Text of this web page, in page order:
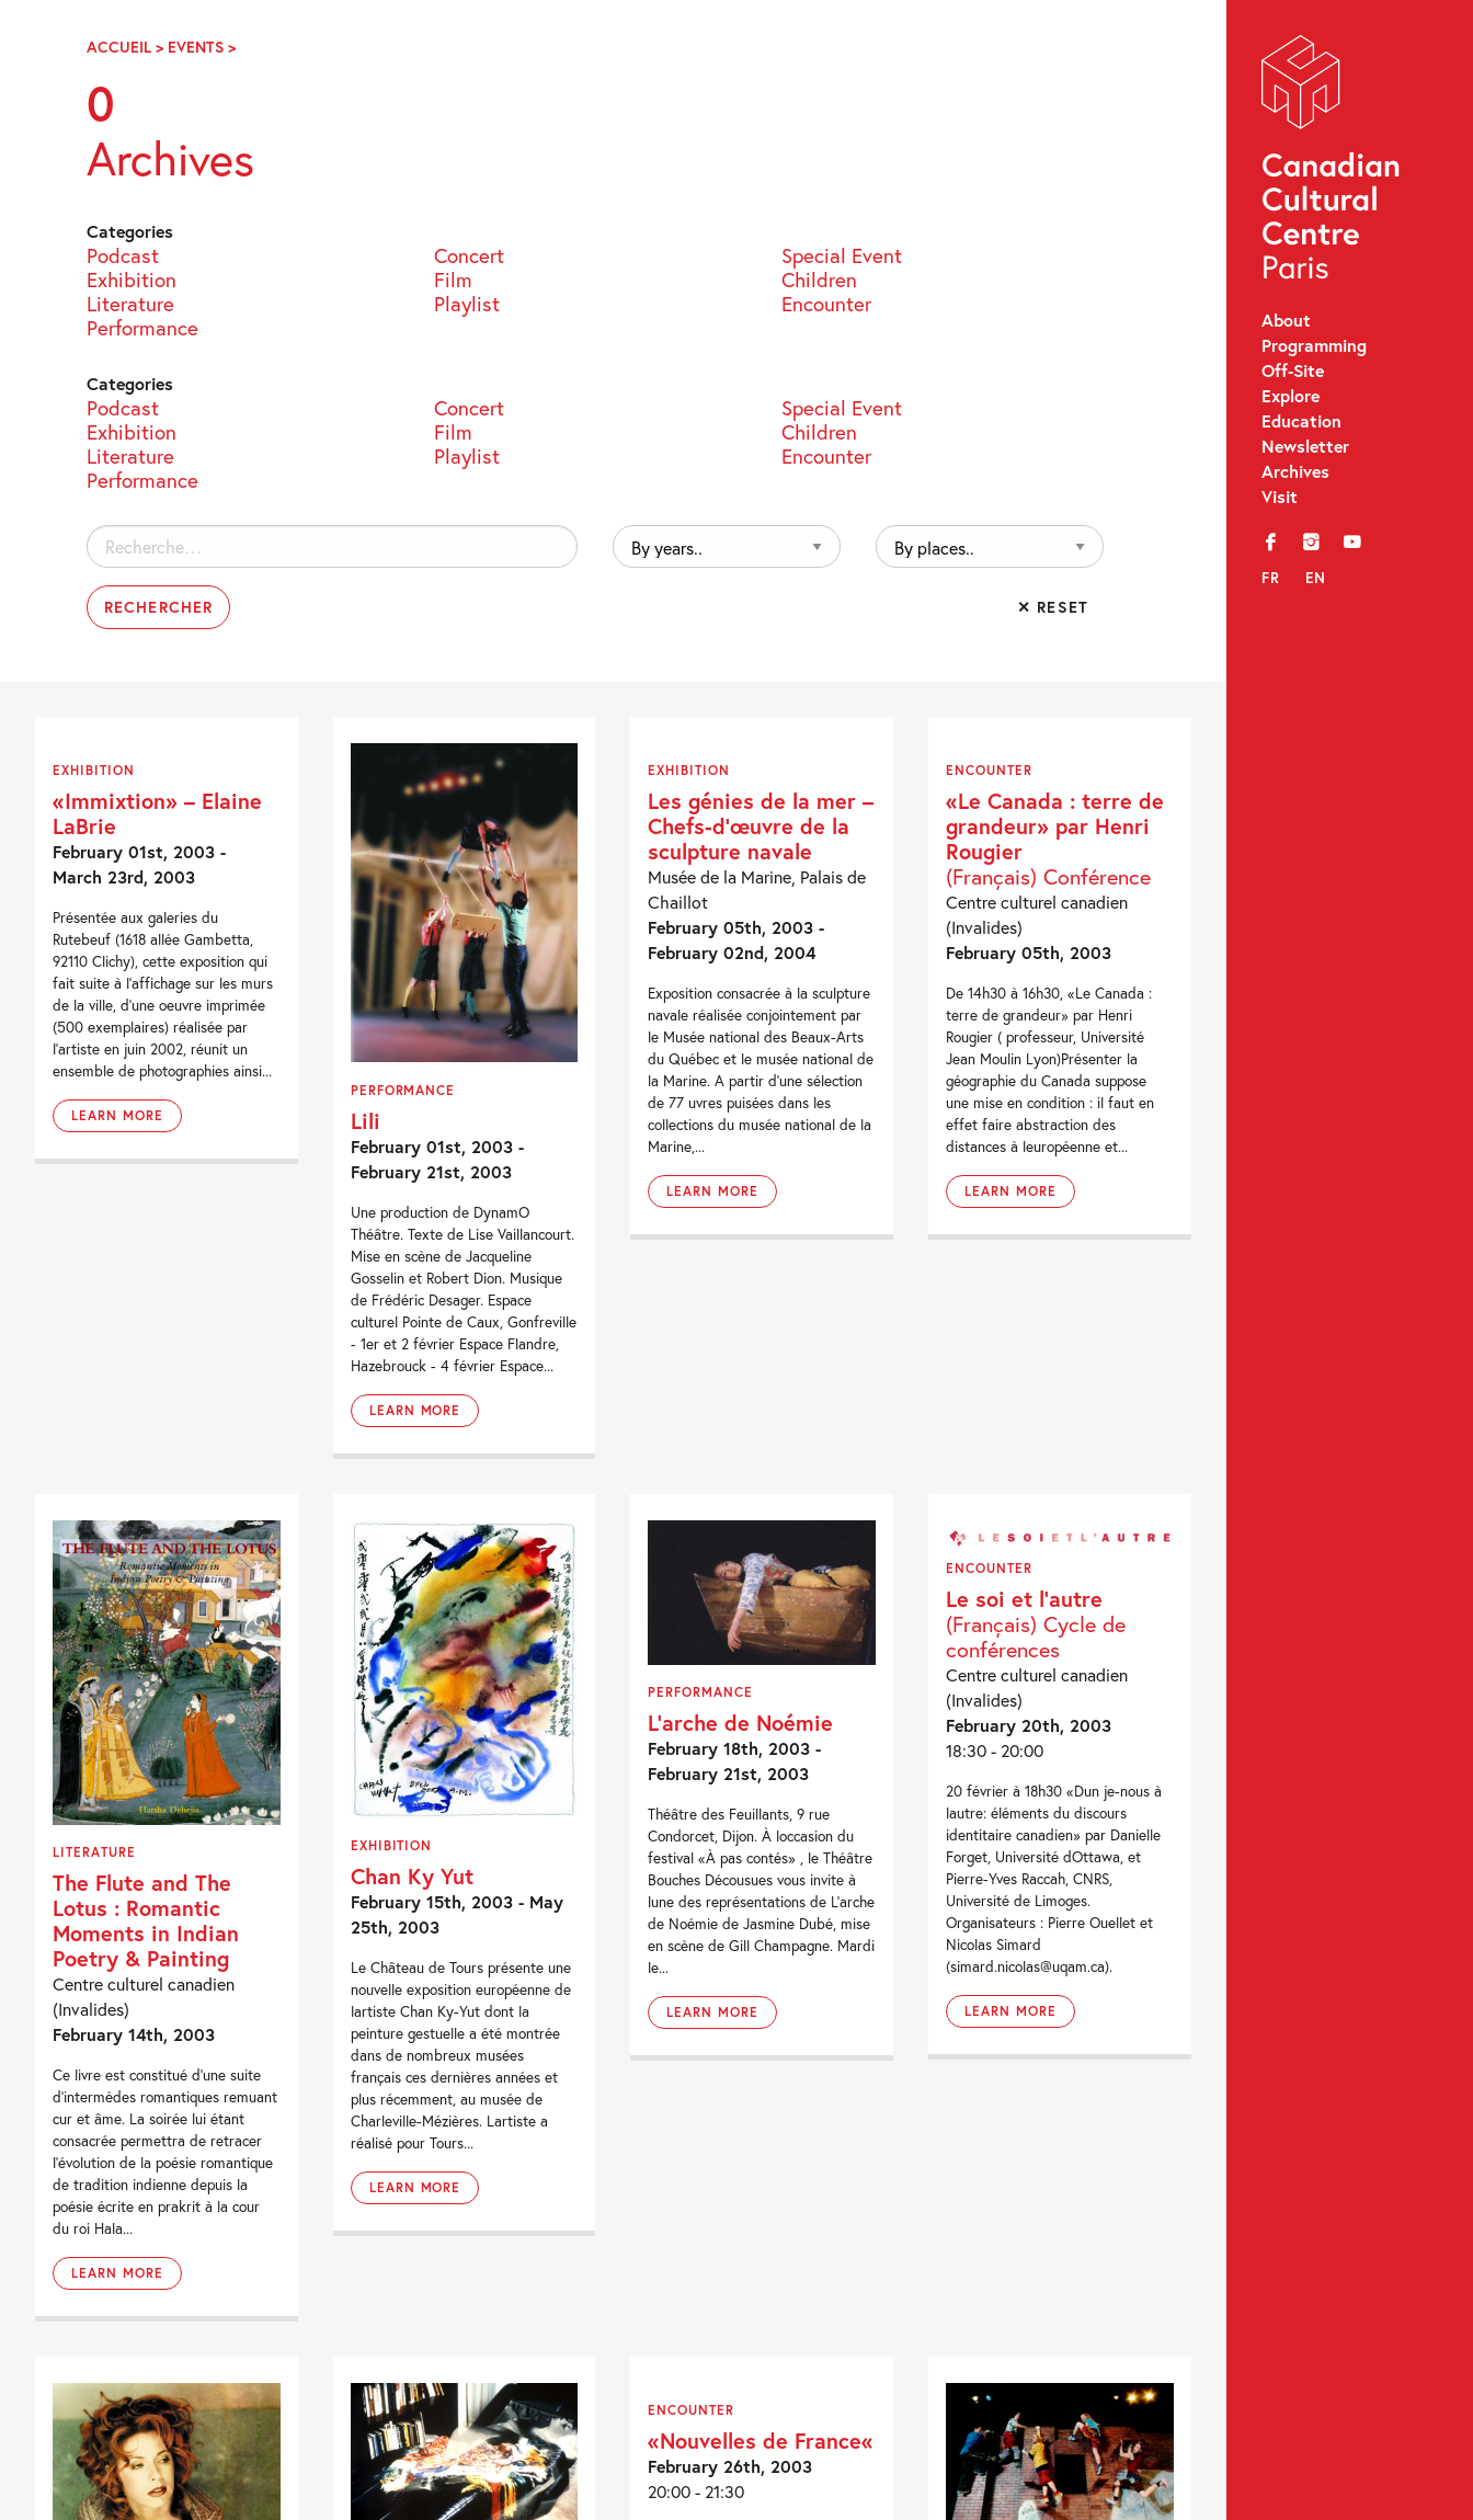
Navigation
About
Programming
Off-Site
Explore
Education
Newsletter
Archives
Visit
f i y
FR EN
ACCUEIL > EVENTS >PAGE
0
Archives
Categories
Podcast Concert
Special Event
Exhibition
Film
Children
Literature
Playlist
Encounter
Performance
Categories
Podcast Concert
Special Event
Exhibition
Film
Children
Literature
Playlist
Encounter
Performance
Rechercher :
By
years..
By
places..
✕ RESET
EXHIBITION
«Immixtion» – Elaine
LaBrie
February 01st, 2003 -
March 23rd, 2003
Présentée aux galeries du
Rutebeuf (1618 allée Gambetta,
92110 Clichy), cette exposition qui
fait suite à l'affichage sur les murs
de la ville, d'une oeuvre imprimée
(500 exemplaires) réalisée par
l'artiste en juin 2002, réunit un
ensemble de photographies ainsi...
LEARN MORE
PERFORMANCE
Lili
February 01st, 2003 -
February 21st, 2003
Une production de DynamO
Théâtre. Texte de Lise Vaillancourt.
Mise en scène de Jacqueline
Gosselin et Robert Dion. Musique
de Frédéric Desager. Espace
culturel Pointe de Caux, Gonfreville
- 1er et 2 février Espace Flandre,
Hazebrouck - 4 février Espace...
LEARN MORE
EXHIBITION
Les génies de la mer –
Chefs-d’œuvre de la
sculpture navale
Musée de la Marine, Palais de
Chaillot
February 05th, 2003 -
February 02nd, 2004
Exposition consacrée à la sculpture
navale réalisée conjointement par
le Musée national des Beaux-Arts
du Québec et le musée national de
la Marine. A partir d'une sélection
de 77 uvres puisées dans les
collections du musée national de la
Marine,...
LEARN MORE
ENCOUNTER
«Le Canada : terre de
grandeur» par Henri
Rougier
(Français) Conférence
Centre culturel canadien
(Invalides)
February 05th, 2003
De 14h30 à 16h30, «Le Canada :
terre de grandeur» par Henri
Rougier ( professeur, Université
Jean Moulin Lyon)Présenter la
géographie du Canada suppose
une mise en condition : il faut en
effet faire abstraction des
distances à leuropéenne et...
LEARN MORE
LITERATURE
The Flute and The
Lotus : Romantic
Moments in Indian
Poetry & Painting
Centre culturel canadien
(Invalides)
February 14th, 2003
Ce livre est constitué d'une suite
d'intermèdes romantiques remuant
cur et âme. La soirée lui étant
consacrée permettra de retracer
l'évolution de la poésie romantique
de tradition indienne depuis la
poésie écrite en prakrit à la cour
du roi Hala...
LEARN MORE
EXHIBITION
Chan Ky Yut
February 15th, 2003 - May
25th, 2003
Le Château de Tours présente une
nouvelle exposition européenne de
lartiste Chan Ky-Yut dont la
peinture gestuelle a été montrée
dans de nombreux musées
français ces dernières années et
plus récemment, au musée de
Charleville-Mézières. Lartiste a
réalisé pour Tours...
LEARN MORE
PERFORMANCE
L’arche de Noémie
February 18th, 2003 -
February 21st, 2003
Théâtre des Feuillants, 9 rue
Condorcet, Dijon. À loccasion du
festival «À pas contés» , le Théâtre
Bouches Décousues vous invite à
lune des représentations de L'arche
de Noémie de Jasmine Dubé, mise
en scène de Gill Champagne. Mardi
le...
LEARN MORE
ENCOUNTER
Le soi et l’autre
(Français) Cycle de
conférences
Centre culturel canadien
(Invalides)
February 20th, 2003
18:30 - 20:00
20 février à 18h30 «Dun je-nous à
lautre: éléments du discours
identitaire canadien» par Danielle
Forget, Université dOttawa, et
Pierre-Yves Raccah, CNRS,
Université de Limoges.
Organisateurs : Pierre Ouellet et
Nicolas Simard
(simard.nicolas@uqam.ca).
LEARN MORE
ENCOUNTER
«Nouvelles de France«
February 26th, 2003
20:00 - 21:30